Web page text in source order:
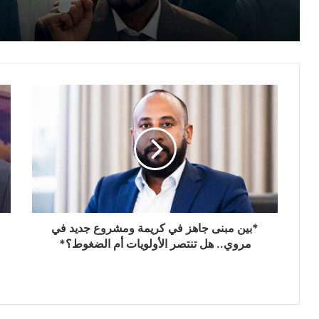
*بين مبنى جاهز في كريمة ومشروع جديد في
مروي.. هل تنتصر الأولويات أم الضغوط؟*